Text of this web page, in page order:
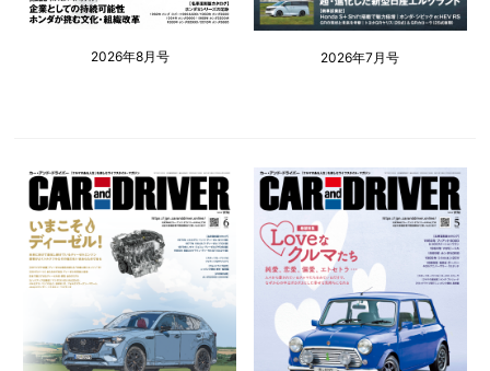
2026年8月号 2026年7月号